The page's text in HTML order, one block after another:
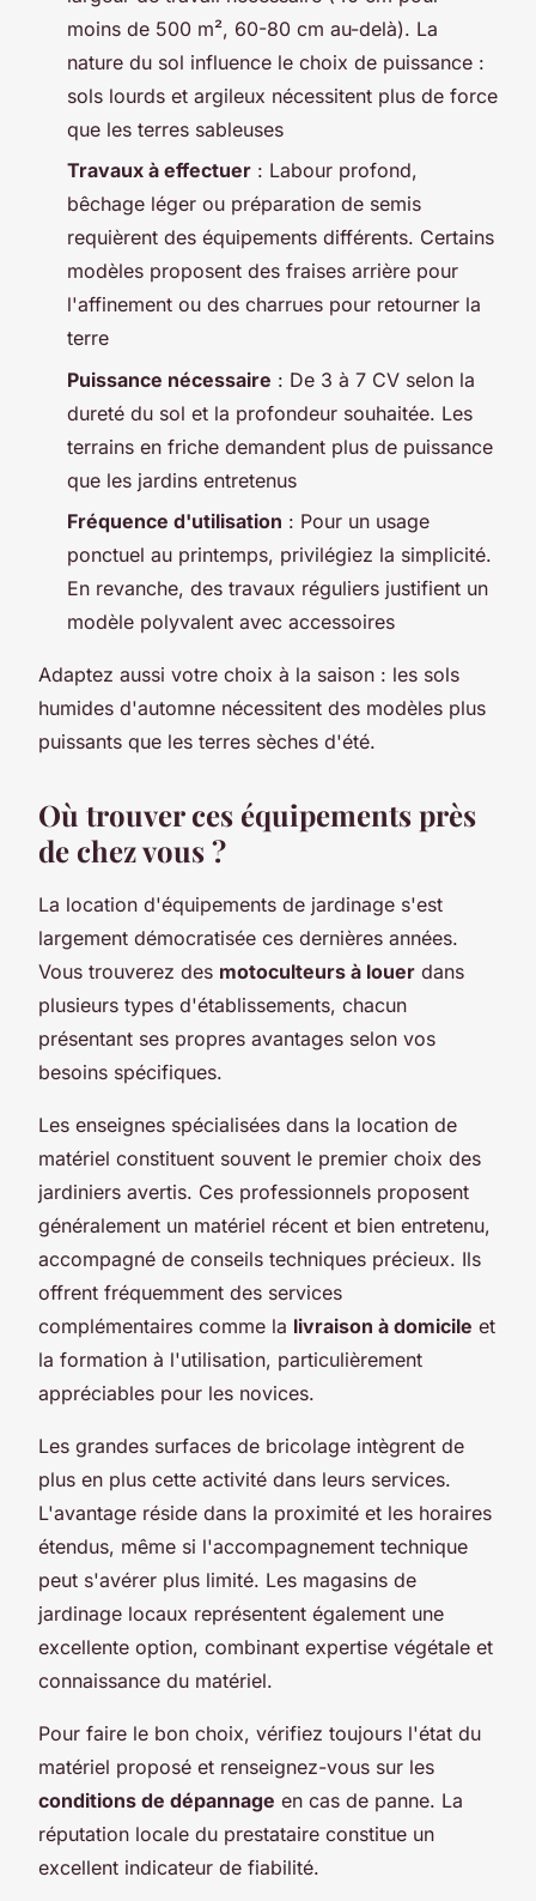
moins de 500 m², 60-80 cm au-delà). La
nature du sol influence le choix de puissance :
sols lourds et argileux nécessitent plus de force
que les terres sableuses
Travaux à effectuer : Labour profond,
bêchage léger ou préparation de semis
requièrent des équipements différents. Certains
modèles proposent des fraises arrière pour
l'affinement ou des charrues pour retourner la
terre
Puissance nécessaire : De 3 à 7 CV selon la
dureté du sol et la profondeur souhaitée. Les
terrains en friche demandent plus de puissance
que les jardins entretenus
Fréquence d'utilisation : Pour un usage
ponctuel au printemps, privilégiez la simplicité.
En revanche, des travaux réguliers justifient un
modèle polyvalent avec accessoires
Adaptez aussi votre choix à la saison : les sols
humides d'automne nécessitent des modèles plus
puissants que les terres sèches d'été.
Où trouver ces équipements près
de chez vous ?
La location d'équipements de jardinage s'est
largement démocratisée ces dernières années.
Vous trouverez des motoculteurs à louer dans
plusieurs types d'établissements, chacun
présentant ses propres avantages selon vos
besoins spécifiques.
Les enseignes spécialisées dans la location de
matériel constituent souvent le premier choix des
jardiniers avertis. Ces professionnels proposent
généralement un matériel récent et bien entretenu,
accompagné de conseils techniques précieux. Ils
offrent fréquemment des services
complémentaires comme la livraison à domicile et
la formation à l'utilisation, particulièrement
appréciables pour les novices.
Les grandes surfaces de bricolage intègrent de
plus en plus cette activité dans leurs services.
L'avantage réside dans la proximité et les horaires
étendus, même si l'accompagnement technique
peut s'avérer plus limité. Les magasins de
jardinage locaux représentent également une
excellente option, combinant expertise végétale et
connaissance du matériel.
Pour faire le bon choix, vérifiez toujours l'état du
matériel proposé et renseignez-vous sur les
conditions de dépannage en cas de panne. La
réputation locale du prestataire constitue un
excellent indicateur de fiabilité.